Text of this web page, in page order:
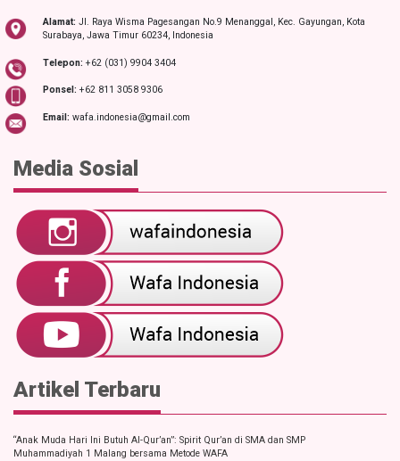
Alamat: Jl. Raya Wisma Pagesangan No.9 Menanggal, Kec. Gayungan, Kota
Surabaya, Jawa Timur 60234, Indonesia
Telepon: +62 (031) 9904 3404
Ponsel: +62 811 3058 9306
Email: wafa.indonesia@gmail.com
Media Sosial
Artikel Terbaru
“Anak Muda Hari Ini Butuh Al-Qur’an”: Spirit Qur’an di SMA dan SMP
Muhammadiyah 1 Malang bersama Metode WAFA